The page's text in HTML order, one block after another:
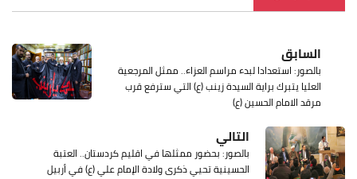
السابق
بالصور: استعدادا لبدء مراسم العزاء.. ممثل المرجعية
العليا يتبرك براية السيدة زينب (ع) التي سترفع قرب
مرقد الامام الحسين (ع)
التالي
بالصور: بحضور ممثلها في اقليم كردستان.. العتبة
الحسينية تحيي ذكرى ولادة الإمام علي (ع) في أربيل